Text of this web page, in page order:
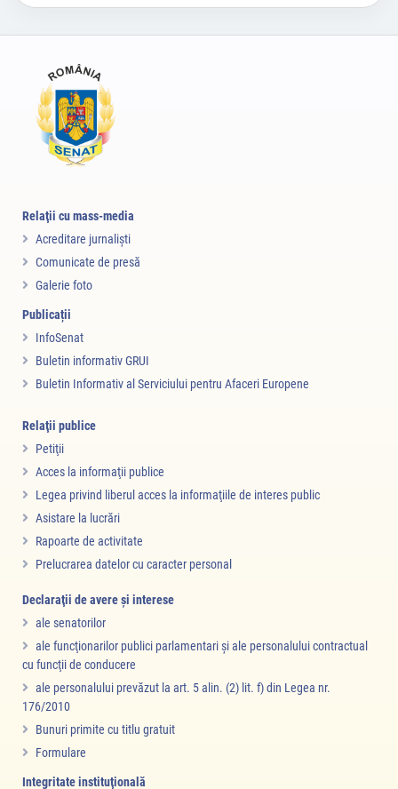
Relaţii cu mass-media
Acreditare jurnalişti
Comunicate de presă
Galerie foto
Publicații
InfoSenat
Buletin informativ GRUI
Buletin Informativ al Serviciului pentru Afaceri Europene
Relaţii publice
Petiţii
Acces la informaţii publice
Legea privind liberul acces la informaţiile de interes public
Asistare la lucrări
Rapoarte de activitate
Prelucrarea datelor cu caracter personal
Declaraţii de avere şi interese
ale senatorilor
ale funcţionarilor publici parlamentari şi ale personalului contractual
cu funcţii de conducere
ale personalului prevăzut la art. 5 alin. (2) lit. f) din Legea nr.
176/2010
Bunuri primite cu titlu gratuit
Formulare
Integritate instituţională